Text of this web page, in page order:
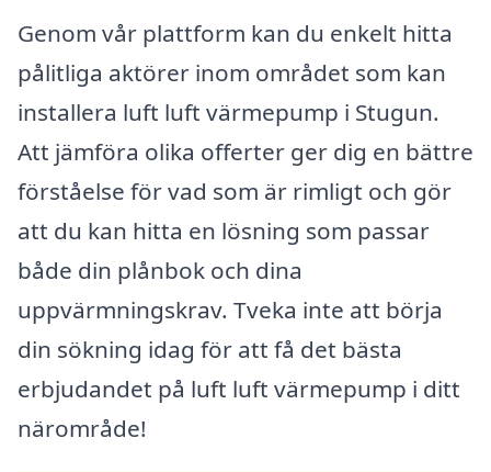
Genom vår plattform kan du enkelt hitta
pålitliga aktörer inom området som kan
installera luft luft värmepump i Stugun.
Att jämföra olika offerter ger dig en bättre
förståelse för vad som är rimligt och gör
att du kan hitta en lösning som passar
både din plånbok och dina
uppvärmningskrav. Tveka inte att börja
din sökning idag för att få det bästa
erbjudandet på luft luft värmepump i ditt
närområde!